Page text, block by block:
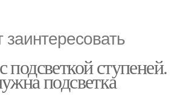
подсветкой ступеней.
подсветка